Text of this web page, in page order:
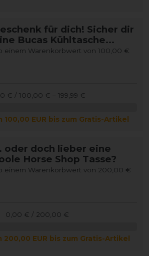
für dich! Sicher dir
Bucas Kühltasche...
einem Warenkorbwert von 100,00 €
€ / 100,00 € – 199,99 €
EUR bis zum Gratis-Artikel
oder doch lieber eine
Horse Shop Tasse?
einem Warenkorbwert von 200,00 €
0,00 € / 200,00 €
EUR bis zum Gratis-Artikel